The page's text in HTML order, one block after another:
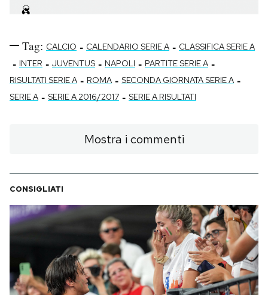
Tag: CALCIO - CALENDARIO SERIE A - CLASSIFICA SERIE A
- INTER - JUVENTUS - NAPOLI - PARTITE SERIE A -
RISULTATI SERIE A - ROMA - SECONDA GIORNATA SERIE A -
SERIE A - SERIE A 2016/2017 - SERIE A RISULTATI
Mostra i commenti
CONSIGLIATI